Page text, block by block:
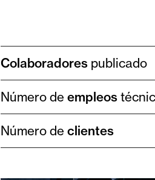
Colaboradorespublicado
Número de empleos
Número de clientes